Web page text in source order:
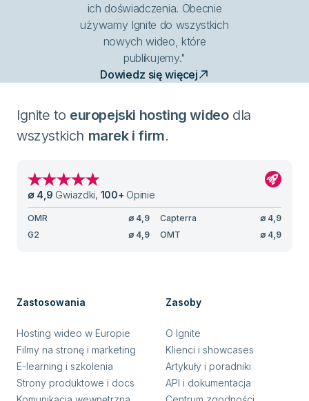
ich doświadczenia. Obecnie
używamy Ignite do wszystkich
nowych wideo, które
publikujemy."
Dowiedz się więcej
Ignite to europejski hosting wideodla
wszystkich marek i firm.
∅ 4,9 Gwiazdki, 100+ Opinie
OMR ∅ 4,9 Capterra ∅ 4,9
G2
∅ 4,9 OMT ∅ 4,9
Zastosowania
Hosting wideo w Europie
Filmy na stronę i marketing
E-learning i szkolenia
Strony produktowe i docs
Zasoby
O Ignite
Klienci i showcases
Artykuły i poradniki
API i dokumentacja